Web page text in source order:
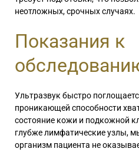
неотложных, срочных случаях.
Показания к
Ультразвук быстро
проникающей способности
состояние кожи и подкожной
глубже лимфатические узлы,
организм пациента не